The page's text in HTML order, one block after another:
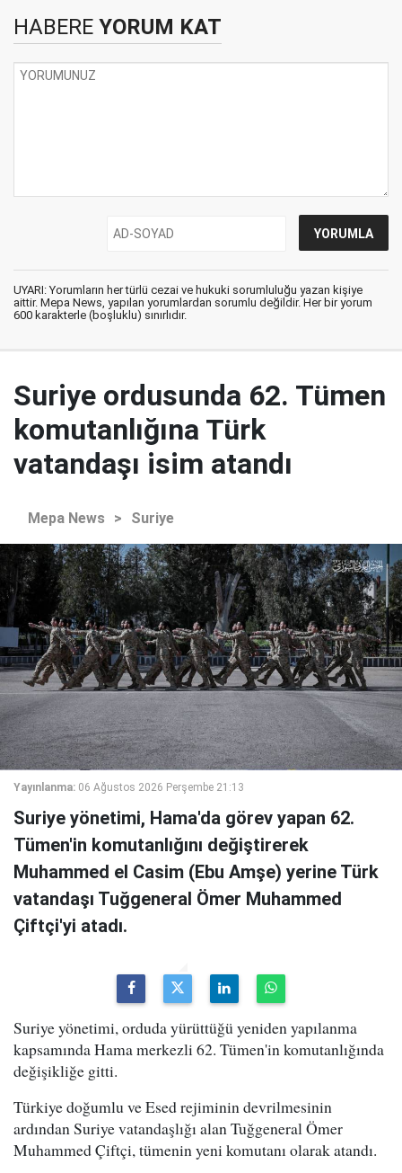
HABERE YORUM KAT
UYARI: Yorumların her türlü cezai ve hukuki sorumluluğu yazan kişiye
aittir. Mepa News, yapılan yorumlardan sorumlu değildir. Her bir yorum
600 karakterle (boşluklu) sınırlıdır.
Suriye ordusunda 62. Tümen
komutanlığına Türk
vatandaşı isim atandı
Mepa News > Suriye
Yayınlanma: 06 Ağustos 2026 Perşembe 21:13
Suriye yönetimi, Hama'da görev yapan 62.
Tümen'in komutanlığını değiştirerek
Muhammed el Casim (Ebu Amşe) yerine Türk
vatandaşı Tuğgeneral Ömer Muhammed
Çiftçi'yi atadı.
Suriye yönetimi, orduda yürüttüğü yeniden yapılanma
kapsamında Hama merkezli 62. Tümen'in komutanlığında
değişikliğe gitti.
Türkiye doğumlu ve Esed rejiminin devrilmesinin
ardından Suriye vatandaşlığı alan Tuğgeneral Ömer
Muhammed Çiftçi, tümenin yeni komutanı olarak atandı.